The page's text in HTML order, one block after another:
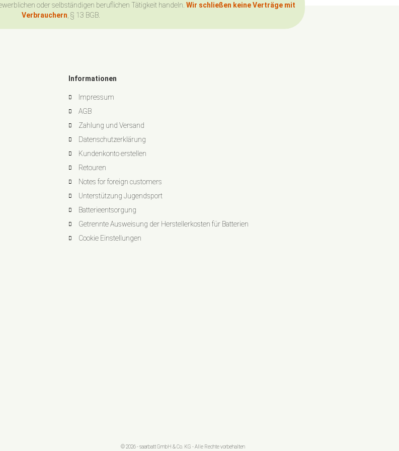
oder selbständigen beruflichen Tätigkeit handeln. Wir schließen keine Verträge mit
Verbrauchern , § 13 BGB.
Informationen
Impressum
AGB
Zahlung und Versand
Datenschutzerklärung
Kundenkonto erstellen
Retouren
Notes for foreign customers
Unterstützung Jugendsport
Batterieentsorgung
Getrennte Ausweisung der Herstellerkosten für Batterien
Cookie Einstellungen
© 2026 - saarbatt GmbH & Co. KG - Alle Rechte vorbehalten